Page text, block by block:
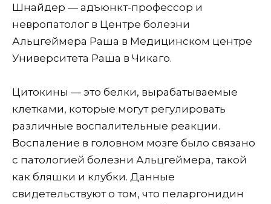
Шнайдер — адъюнкт-профессор и
невропатолог в Центре болезни
Альцгеймера Раша в Медицинском центре
Университета Раша в Чикаго.
Цитокины — это белки, вырабатываемые
клетками, которые могут регулировать
различные воспалительные реакции.
Воспаление в головном мозге было связано
с патологией болезни Альцгеймера, такой
как бляшки и клубки. Данные
свидетельствуют о том, что пеларгонидин